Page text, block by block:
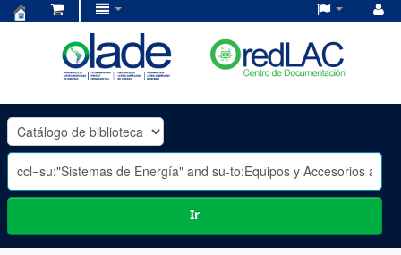
OLADE
-
Ir